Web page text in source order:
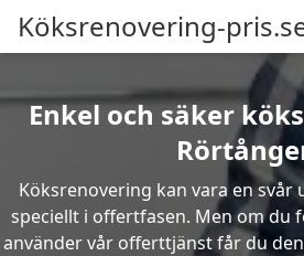
Köksrenovering-
Enkel och säker
Köksrenovering kan vara en svår
speciellt i offertfasen. Men om du
använder vår offerttjänst får du